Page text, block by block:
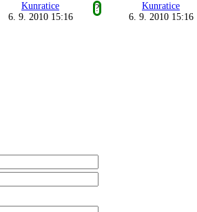
Kunratice
?
6. 9. 2010 15:16
Kunratice
6. 9. 2010 15:16